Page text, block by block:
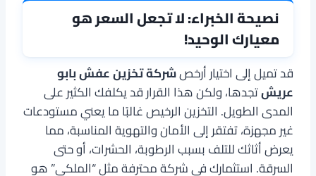
نصيحة الخبراء: لا تجعل السعر هو
معيارك الوحيد!
قد تميل إلى اختيار أرخصشركة تخزين عفش بابو
عريشتجدها، ولكن هذا القرار قد يكلفك الكثير على
المدى الطويل. التخزين الرخيص غالبًا ما يعني مستودعات
غير مجهزة، تفتقر إلى الأمان والتهوية المناسبة، مما
يعرض أثاثك للتلف بسبب الرطوبة، الحشرات، أو حتى
السرقة. استثمارك في شركة محترفة مثل “الملكي” هو